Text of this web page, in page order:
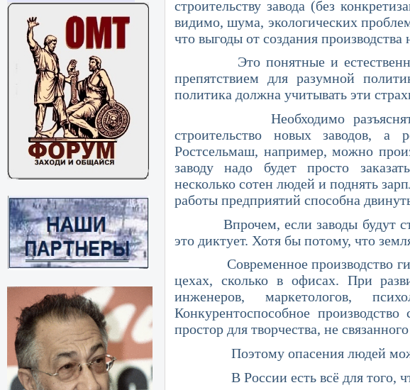
строительству завода (без
видимо, шума, экологических
что выгоды от создания производства
Это понятные и естественные
препятствием для разумной
политика должна учитывать эти
Необходимо разъяснять, что
строительство новых заводов, а
Ростсельмаш, например, можно
заводу надо будет просто
несколько сотен людей и поднять
работы предприятий способна
Впрочем, если заводы будут
это диктует. Хотя бы потому, что
Современное производство
цехах, сколько в офисах. При
инженеров, маркетологов,
Конкурентоспособное
простор для творчества, не
Поэтому опасения людей можно
В России есть всё для того,